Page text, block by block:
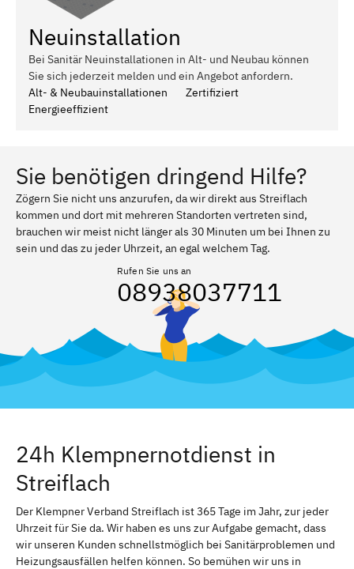
Neuinstallation
Bei Sanitär Neuinstallationen in Alt- und Neubau können
Sie sich jederzeit melden und ein Angebot anfordern.
Alt- & Neubauinstallationen
Zertifiziert
Energieeffizient
Sie benötigen dringend Hilfe?
Zögern Sie nicht uns anzurufen, da wir direkt aus Streiflach
kommen und dort mit mehreren Standorten vertreten sind,
brauchen wir meist nicht länger als 30 Minuten um bei Ihnen zu
sein und das zu jeder Uhrzeit, an egal welchem Tag.
Rufen Sie uns an
08938037711
24h Klempnernotdienst in
Streiflach
Der Klempner Verband Streiflach ist 365 Tage im Jahr, zur jeder
Uhrzeit für Sie da. Wir haben es uns zur Aufgabe gemacht, dass
wir unseren Kunden schnellstmöglich bei Sanitärproblemen und
Heizungsausfällen helfen können. So bemühen wir uns in